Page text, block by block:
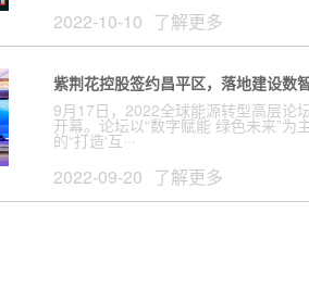
2022-10-10 了解更多
紫荆花控股签约昌平区，落地建设数
9月17日，2022全球能源转型高层论
开幕。论坛以“数字赋能 绿色未来”为
的“打造‘互···
2022-09-20 了解更多